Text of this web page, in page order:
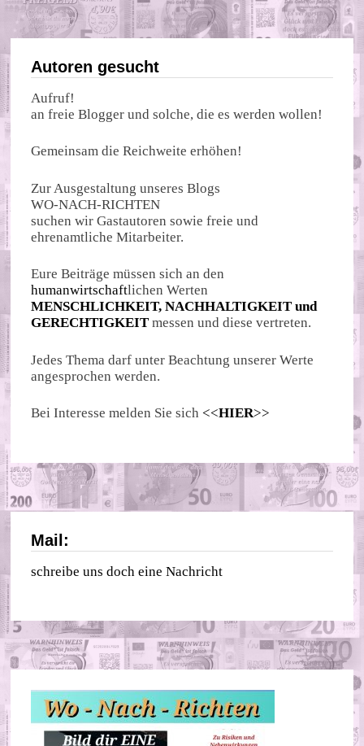
Autoren gesucht
Aufruf!
an freie Blogger und solche, die es werden wollen!
Gemeinsam die Reichweite erhöhen!
Zur Ausgestaltung unseres Blogs
WO-NACH-RICHTEN
suchen wir Gastautoren sowie freie und
ehrenamtliche Mitarbeiter.
Eure Beiträge müssen sich an den
humanwirtschaftlichen Werten
MENSCHLICHKEIT, NACHHALTIGKEIT und
GERECHTIGKEIT messen und diese vertreten.
Jedes Thema darf unter Beachtung unserer Werte
angesprochen werden.
Bei Interesse melden Sie sich <<HIER>>
Mail:
schreibe uns doch eine Nachricht